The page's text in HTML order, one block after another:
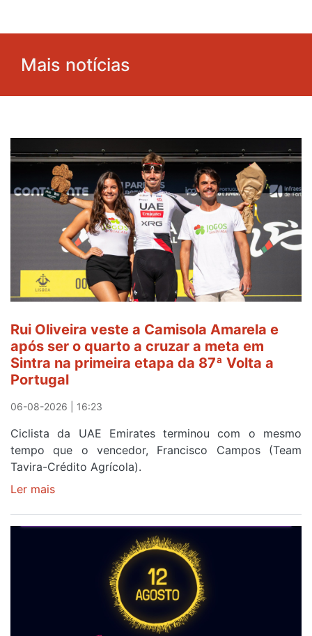
Mais notícias
Rui Oliveira veste a Camisola Amarela e
após ser o quarto a cruzar a meta em
Sintra na primeira etapa da 87ª Volta a
Portugal
06-08-2026 | 16:23
Ciclista da UAE Emirates terminou com o mesmo
tempo que o vencedor, Francisco Campos (Team
Tavira-Crédito Agrícola).
Ler mais
Oliveira